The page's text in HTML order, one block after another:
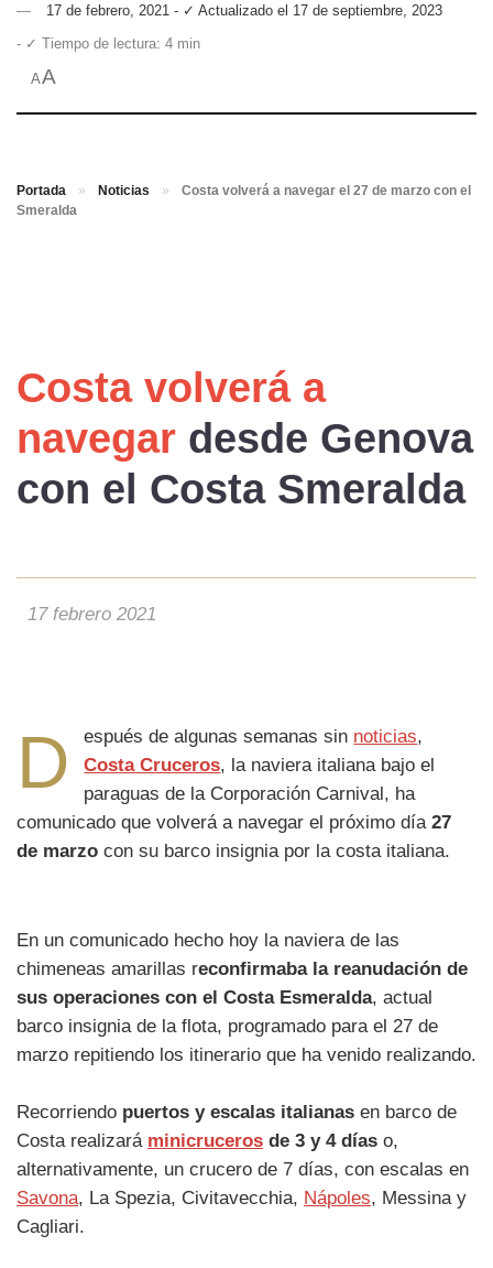
17 de febrero, 2021 - ✓ Actualizado el 17 de septiembre, 2023
- ✓ Tiempo de lectura: 4 min
AA
Portada » Noticias »
Costa volverá a navegar el 27 de marzo con el
Smeralda
Costa volverá a
navegar desde Genova
con el Costa Smeralda
17 febrero 2021
D espués de algunas semanas sin noticias,
Costa Cruceros, la naviera italiana bajo el
paraguas de la Corporación Carnival, ha
comunicado que volverá a navegar el próximo día 27
de marzo con su barco insignia por la costa italiana.
En un comunicado hecho hoy la naviera de las
chimeneas amarillas reconfirmaba la reanudación de
sus operaciones con el Costa Esmeralda, actual
barco insignia de la flota, programado para el 27 de
marzo repitiendo los itinerario que ha venido realizando.
Recorriendo puertos y escalas italianas en barco de
Costa realizará minicruceros de 3 y 4 días o,
alternativamente, un crucero de 7 días, con escalas en
Savona, La Spezia, Civitavecchia, Nápoles, Messina y
Cagliari.